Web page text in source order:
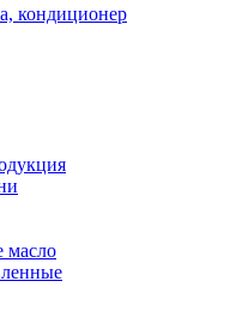
кондиционер
масло